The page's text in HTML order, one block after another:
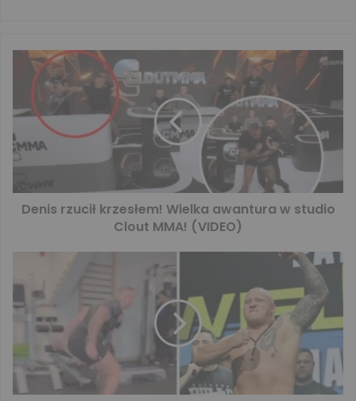
Denis rzucił krzesłem! Wielka awantura w studio
Clout MMA! (VIDEO)